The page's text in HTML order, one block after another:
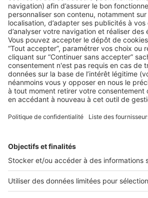
LE MARCHÉ
Nouveauté marché : l’état
débarque sur Android
La digitalisation des états des lieux :
accessible et toujours plus facile. ...